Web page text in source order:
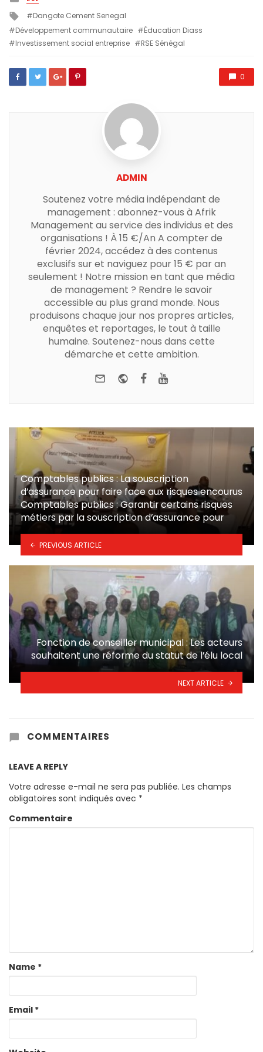
inTagged
with
Dangote Cement Senegal
Développement communautaire
Éducation Diass
Investissement social entreprise
RSE Sénégal
0
ADMIN
Soutenez votre média indépendant de
management : abonnez-vous à Afrik
Management au service des individus et des
organisations ! À 15 €/An A compter de
février 2024, accédez à des contenus
exclusifs sur et naviguez pour 15 € par an
seulement ! Notre mission en tant que média
de management ? Rendre le savoir
accessible au plus grand monde. Nous
produisons chaque jour nos propres articles,
enquêtes et reportages, le tout à taille
humaine. Soutenez-nous dans cette
démarche et cette ambition.
e-mailWebsiteFacebook
Comptables publics : La souscription
d’assurance pour faire face aux risques encourus
Comptables publics : Garantir certains risques
métiers par la souscription d’assurance pour
PREVIOUS ARTICLE
Fonction de conseiller municipal : Les acteurs
souhaitent une réforme du statut de l’élu local
NEXT ARTICLE
COMMENTAIRES
LEAVE A REPLY
Votre adresse e-mail ne sera pas publiée. Les champs
obligatoires sont indiqués avec *
Commentaire
Name *
Email *